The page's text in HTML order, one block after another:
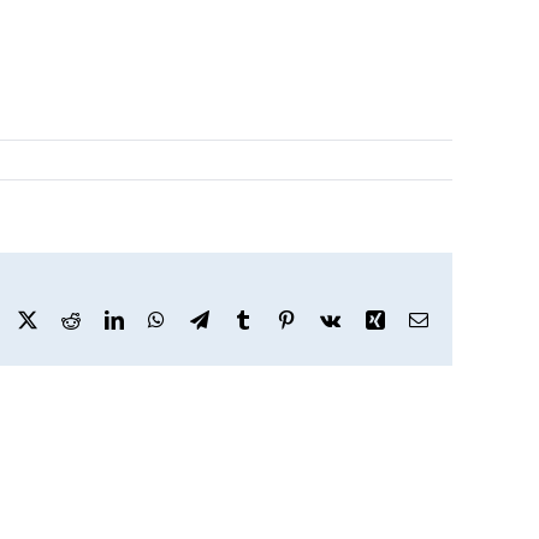
Facebook
X RedditLinkedInWhatsApp
TelegramTumblr Pinterest
Vk Xing Email